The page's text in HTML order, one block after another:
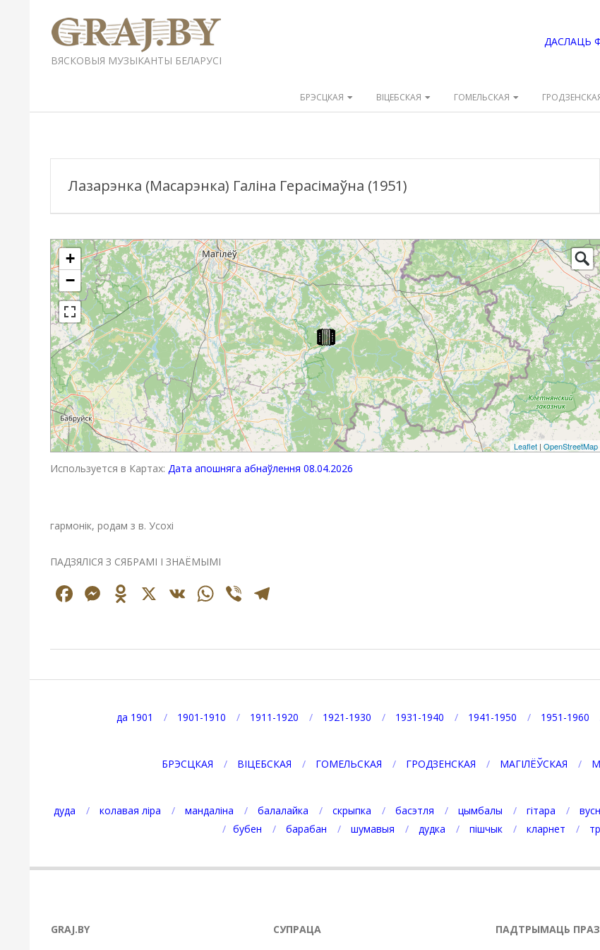
содержимомуGRAJ.BY
ВЯСКОВЫЯ МУЗЫКАНТЫ БЕЛАРУСІ
ДАСЛАЦЬ
меню
БРЭСЦКАЯ ВІЦЕБСКАЯ ГОМЕЛЬСКАЯ
Лазарэнка (Масарэнка) Галіна Герасімаўна (1951)
+
−
Leaflet | OpenStreetMap
Используется в Картах: Дата апошняга абнаўлення 08.04.2026
гармонік, родам з в. Усохі
ПАДЗЯЛІСЯ З СЯБРАМІ І ЗНАЁМЫМІ
Facebook
Messenger
Odnoklassniki
X VK WhatsApp
Viber
04-
да 1901
1901-1910 1911-1920 1921-1930 1931-1940 1941-1950 1951-1960
БРЭСЦКАЯ ВІЦЕБСКАЯ ГОМЕЛЬСКАЯ ГРОДЗЕНСКАЯ МАГІЛЁЎСКАЯ
дуда колавая ліра мандаліна балалайка скрыпка басэтля цымбалы гітара
бубен
барабан шумавыя дудка пішчык кларнет
GRAJ.BY СУПРАЦА ПАДТРЫМАЦЬ ПРАЗ